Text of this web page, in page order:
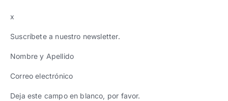
x
Suscríbete a nuestro newsletter.
Nombre y Apellido
Correo electrónico
Deja este campo en blanco, por favor.